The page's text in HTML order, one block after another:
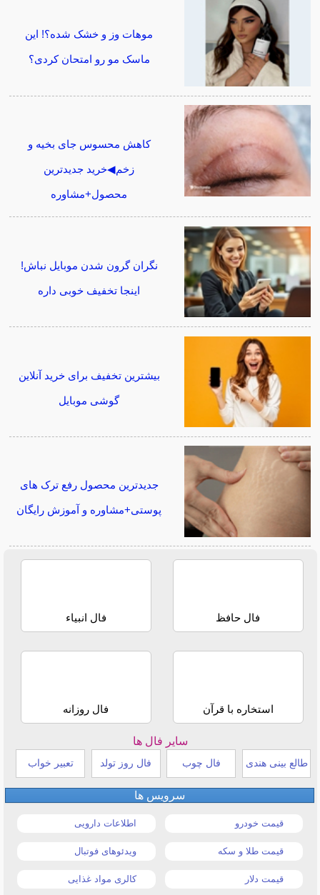
موهات وز و خشک شده؟! این
ماسک مو رو امتحان کردی؟
کاهش محسوس جای بخیه و
زخم◀خرید جدیدترین
محصول+مشاوره
نگران گرون شدن موبایل نباش!
اینجا تخفیف خوبی داره
بیشترین تخفیف برای خرید آنلاین
گوشی موبایل
جدیدترین محصول رفع ترک های
پوستی+مشاوره و آموزش رایگان
فال حافظ فال انبیاء
استخاره با قرآن فال روزانه
سایر فال ها
طالع بینی هندی فال چوب فال روز تولد تعبیر خواب
سرویس ها
قیمت خودرو اطلاعات دارویی
قیمت طلا و سکه ویدئوهای فوتبال
قیمت دلار کالری مواد غذایی